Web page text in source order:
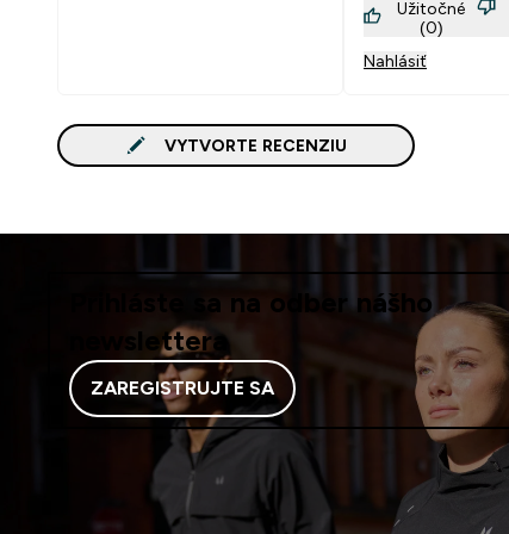
Užitočné
(0)
Nahlásiť
VYTVORTE RECENZIU
Prihláste sa na odber nášho
newslettera
ZAREGISTRUJTE SA